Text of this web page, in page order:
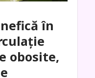
în
obosite,